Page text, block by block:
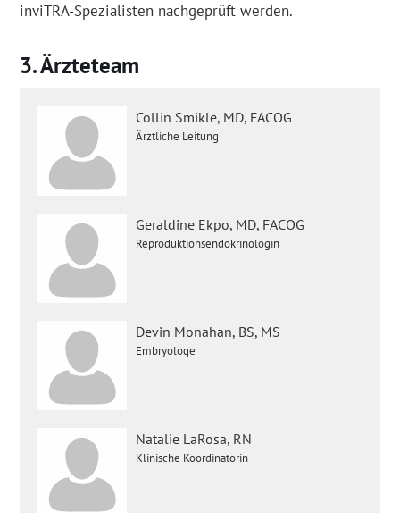
inviTRA-Spezialisten nachgeprüft werden.
Ärzteteam
Collin Smikle, MD, FACOG
Ärztliche Leitung
Geraldine Ekpo, MD, FACOG
Reproduktionsendokrinologin
Devin Monahan, BS, MS
Embryologe
Natalie LaRosa, RN
Klinische Koordinatorin